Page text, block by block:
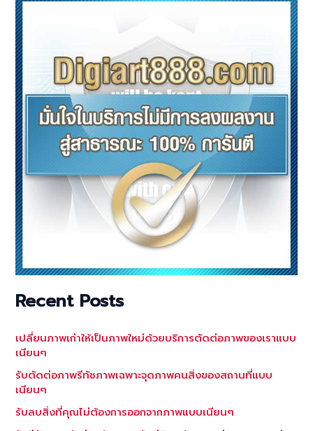
Recent Posts
เปลี่ยนภาพเก่าให้เป็นภาพใหม่ด้วยบริการตัดต่อภาพของเราแบบ
เนียนๆ
รับตัดต่อภาพรีทัชภาพเฉพาะจุดภาพคนสิ่งของสถานที่แบบ
เนียนๆ
รับลบสิ่งที่คุณไม่ต้องการออกจากภาพแบบเนียนๆ